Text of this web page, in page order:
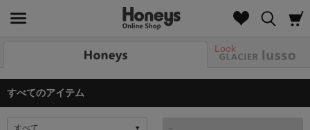
Look
すべてのアイテム